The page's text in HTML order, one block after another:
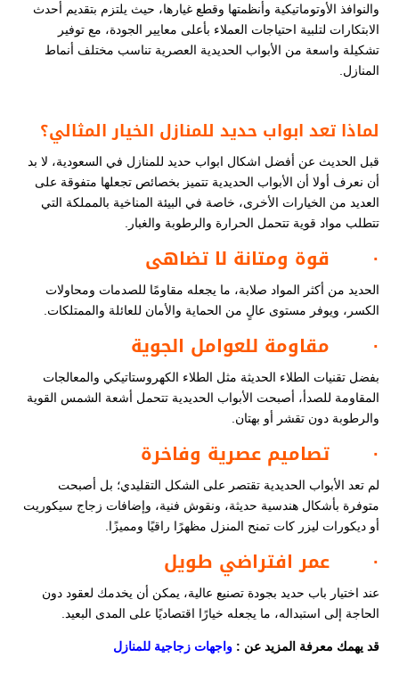
والنوافذ الأوتوماتيكية وأنظمتها وقطع غيارها، حيث يلتزم بتقديم أحدث
الابتكارات لتلبية احتياجات العملاء بأعلى معايير الجودة، مع توفير
تشكيلة واسعة من الأبواب الحديدية العصرية تناسب مختلف أنماط
المنازل.
لماذا تعد ابواب حديد للمنازل الخيار المثالي؟
قبل الحديث عن أفضل اشكال ابواب حديد للمنازل في السعودية، لا بد
أن نعرف أولا أن الأبواب الحديدية تتميز بخصائص تجعلها متفوقة على
العديد من الخيارات الأخرى، خاصة في البيئة المناخية بالمملكة التي
تتطلب مواد قوية تتحمل الحرارة والرطوبة والغبار.
· قوة ومتانة لا تضاهى
الحديد من أكثر المواد صلابة، ما يجعله مقاومًا للصدمات ومحاولات
الكسر، ويوفر مستوى عالٍ من الحماية والأمان للعائلة والممتلكات.
· مقاومة للعوامل الجوية
بفضل تقنيات الطلاء الحديثة مثل الطلاء الكهروستاتيكي والمعالجات
المقاومة للصدأ، أصبحت الأبواب الحديدية تتحمل أشعة الشمس القوية
والرطوبة دون تقشر أو بهتان.
· تصاميم عصرية وفاخرة
لم تعد الأبواب الحديدية تقتصر على الشكل التقليدي؛ بل أصبحت
متوفرة بأشكال هندسية حديثة، ونقوش فنية، وإضافات زجاج سيكوريت
أو ديكورات ليزر كات تمنح المنزل مظهرًا راقيًا ومميزًا.
· عمر افتراضي طويل
عند اختيار باب حديد بجودة تصنيع عالية، يمكن أن يخدمك لعقود دون
الحاجة إلى استبداله، ما يجعله خيارًا اقتصاديًا على المدى البعيد.
قد يهمك معرفة المزيد عن : واجهات زجاجية للمنازل​